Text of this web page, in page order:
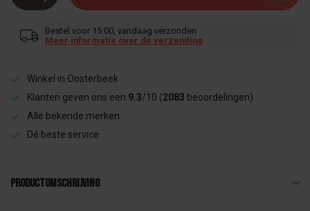
Bestel voor 15:00, vandaag verzonden
Meer informatie over de verzending
Winkel in Oosterbeek
Klanten geven ons een 9.3/10 (2083 beoordelingen)
Alle bekende merken
Dé beste service
Productomschrijving